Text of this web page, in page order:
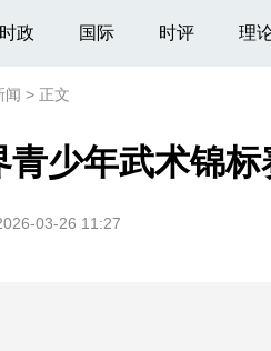
时政 国际 时评 理
闻 > 正文
青少年武术锦
03-26 11:27